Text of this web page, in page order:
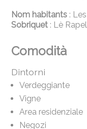
Nom habitants :
Sobriquet : Lè
Comodità
Dintorni
Verdeggiante
Vigne
Area residenziale
Negozi